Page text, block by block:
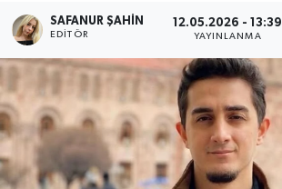
SAFANUR ŞAHIN
EDITÖR
12.05.2026 - 13:39
YAYINLANMA